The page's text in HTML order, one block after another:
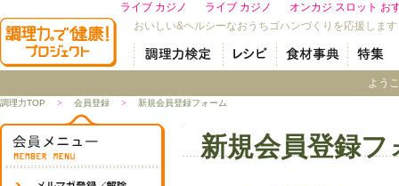
ライブ カジノ ライブ カジノ
オンカジ スロット お
おいしい&ヘルシーなおうちゴハンづくりを応援しま
よう
調理力TOP > 会員登録 > 新規会員登録フォーム
新規会員登録フ